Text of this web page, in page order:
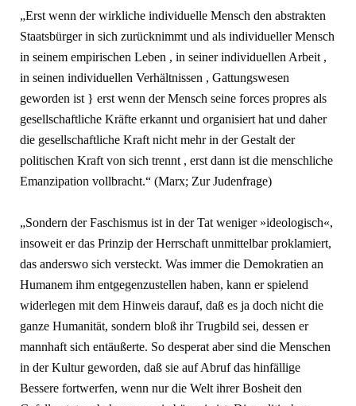
„Erst wenn der wirkliche individuelle Mensch den abstrakten
Staatsbürger in sich zurücknimmt und als individueller Mensch
in seinem empirischen Leben , in seiner individuellen Arbeit ,
in seinen individuellen Verhältnissen , Gattungswesen
geworden ist } erst wenn der Mensch seine forces propres als
gesellschaftliche Kräfte erkannt und organisiert hat und daher
die gesellschaftliche Kraft nicht mehr in der Gestalt der
politischen Kraft von sich trennt , erst dann ist die menschliche
Emanzipation vollbracht.“ (Marx; Zur Judenfrage)
„Sondern der Faschismus ist in der Tat weniger »ideologisch«,
insoweit er das Prinzip der Herrschaft unmittelbar proklamiert,
das anderswo sich versteckt. Was immer die Demokratien an
Humanem ihm entgegenzustellen haben, kann er spielend
widerlegen mit dem Hinweis darauf, daß es ja doch nicht die
ganze Humanität, sondern bloß ihr Trugbild sei, dessen er
mannhaft sich entäußerte. So desperat aber sind die Menschen
in der Kultur geworden, daß sie auf Abruf das hinfällige
Bessere fortwerfen, wenn nur die Welt ihrer Bosheit den